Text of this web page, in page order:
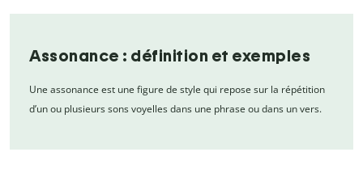
Assonance : définition et exemples
Une assonance est une figure de style qui repose sur la répétition
d’un ou plusieurs sons voyelles dans une phrase ou dans un vers.